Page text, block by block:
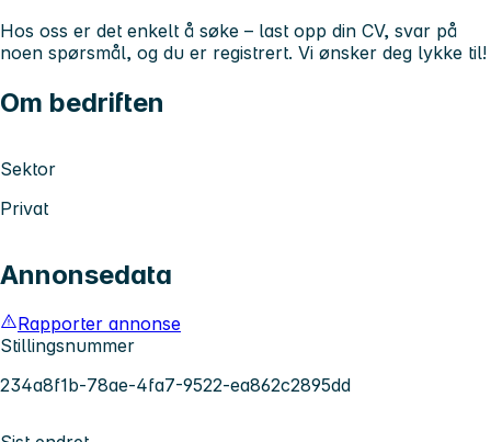
Hos oss er det enkelt å søke – last opp din CV, svar på
noen spørsmål, og du er registrert. Vi ønsker deg lykke til!
Om bedriften
Sektor
Privat
Annonsedata
Rapporter annonse
Stillingsnummer
234a8f1b-78ae-4fa7-9522-ea862c2895dd